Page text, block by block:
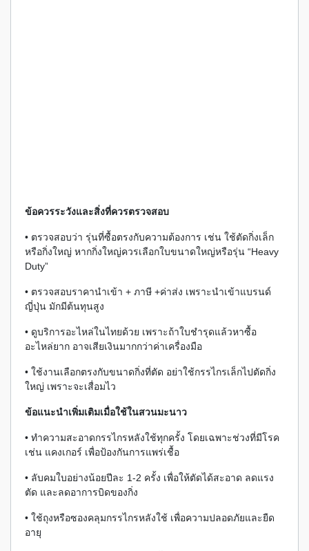
ข้อควรระวังและสิ่งที่ควรตรวจสอบ
• ตรวจสอบว่า รุ่นที่ซื้อตรงกับความต้องการ เช่น ใช้ตัดกิ่งเล็ก
หรือกิ่งใหญ่ หากกิ่งใหญ่ควรเลือกใบขนาดใหญ่หรือรุ่น “Heavy
Duty”
• ตรวจสอบราคานำเข้า + ภาษี +ค่าส่ง เพราะนำเข้าแบรนด์
ญี่ปุ่น มักมีต้นทุนสูง
• ดูบริการอะไหล่ในไทยด้วย เพราะถ้าใบชำรุดแล้วหาซื้อ
อะไหล่ยาก อาจเสียเงินมากกว่าค่าเครื่องมือ
• ใช้งานเลือกตรงกับขนาดกิ่งที่ตัด อย่าใช้กรรไกรเล็กไปตัดกิ่ง
ใหญ่ เพราะจะเสื่อมไว
ข้อแนะนำเพิ่มเติมเมื่อใช้ในสวนมะนาว
• ทำความสะอาดกรรไกรหลังใช้ทุกครั้ง โดยเฉพาะช่วงที่มีโรค
เช่น แคงเกอร์ เพื่อป้องกันการแพร่เชื้อ
• ลับคมใบอย่างน้อยปีละ 1-2 ครั้ง เพื่อให้ตัดได้สะอาด ลดแรง
ตัด และลดอาการบิดของกิ่ง
• ใช้ถุงหรือซองคลุมกรรไกรหลังใช้ เพื่อความปลอดภัยและยืด
อายุ